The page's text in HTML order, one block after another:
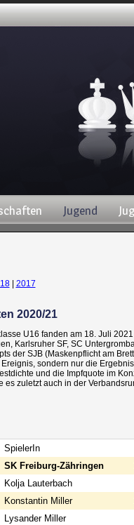
Jugend
| 2017
2020/21
U16 fanden am 18. Juli
Karlsruher SF, SC
der SJB (Maskenpflicht am
sondern nur die
und die Impfquote im
zuletzt auch in der
SpielerIn
SK Freiburg-Zähringen
Kolja Lauterbach
Konstantin Miller
Lysander Miller